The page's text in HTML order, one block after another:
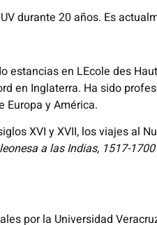
durante 20 años. Es
en LEcole des
en Inglaterra. Ha sido
Europa y América.
XVI y XVII, los viajes al
a las Indias, 1517-1700
por la Universidad